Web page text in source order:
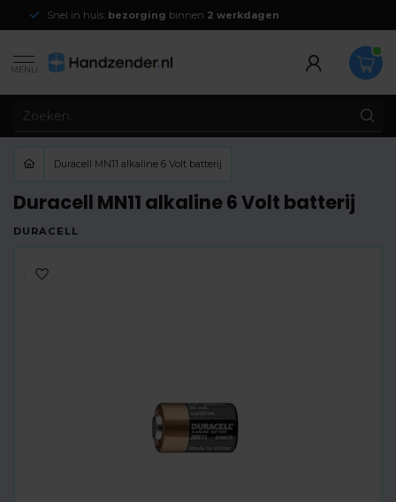
Snel in huis: bezorging binnen 2 werkdagen
MENU
Duracell MN11 alkaline 6 Volt batterij
Duracell MN11 alkaline 6 Volt batterij
DURACELL